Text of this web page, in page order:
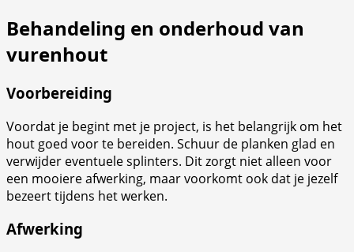
Behandeling en onderhoud van
vurenhout
Voorbereiding
Voordat je begint met je project, is het belangrijk om het
hout goed voor te bereiden. Schuur de planken glad en
verwijder eventuele splinters. Dit zorgt niet alleen voor
een mooiere afwerking, maar voorkomt ook dat je jezelf
bezeert tijdens het werken.
Afwerking